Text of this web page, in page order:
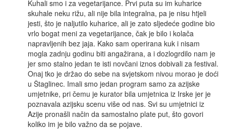
Kuhali smo i za vegetarijance. Prvi puta su im kuharice
skuhale neku rižu, ali nije bila integralna, pa je nisu htjeli
jesti, što je naljutilo kuharice, ali je zato sljedeće godine bio
vrlo bogat meni za vegetarijance, čak je bilo i kolača
napravljenih bez jaja. Kako sam operirana kuk i nisam
mogla zadnju godinu biti angažirana, a i dozlogrdilo nam je
jer smo stalno jedan te isti novčani iznos dobivali za festival.
Onaj tko je držao do sebe na svjetskom nivou morao je doći
u Štaglinec. Imali smo jedan program samo za azijske
umjetnike, pri čemu je kurator bila umjetnica iz Irske jer je
poznavala azijsku scenu više od nas. Svi su umjetnici iz
Azije pronašli način da samostalno plate put, što govori
koliko im je bilo važno da se pojave.